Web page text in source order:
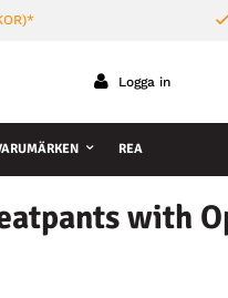
Logga in
REA
with